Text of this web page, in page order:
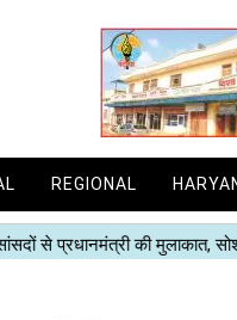
REGIONAL